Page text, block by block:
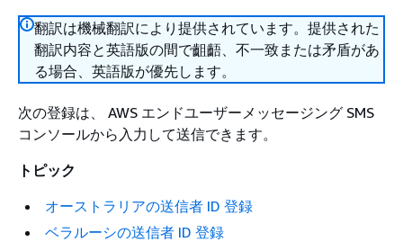
翻訳は機械翻訳により提供されています。提供された
翻訳内容と英語版の間で齟齬、不一致または矛盾があ
る場合、英語版が優先します。
次の登録は、 AWS エンドユーザーメッセージング SMS
コンソールから入力して送信できます。
トピック
オーストラリアの送信者 ID 登録
ベラルーシの送信者 ID 登録